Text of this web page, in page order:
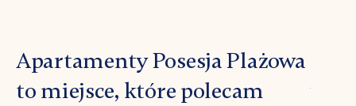
Apartamenty Posesja Plażowa
to miejsce, które polecam